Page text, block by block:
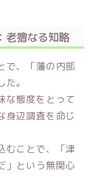
老獪なる知略
で、「藩の内部
。
な態度をとって
身辺調査を命じ
むことで、「津
」という無関心